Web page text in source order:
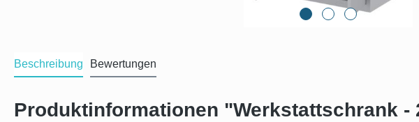
Beschreibung Bewertungen
Produktinformationen "Werkstattschrank -